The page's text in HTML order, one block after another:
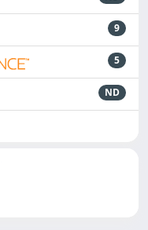
9
5
ND